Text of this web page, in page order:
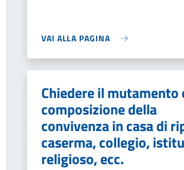
VAI ALLA PAGINA
Chiedere il mutamento
composizione della
convivenza in casa di
caserma, collegio,
religioso, ecc.